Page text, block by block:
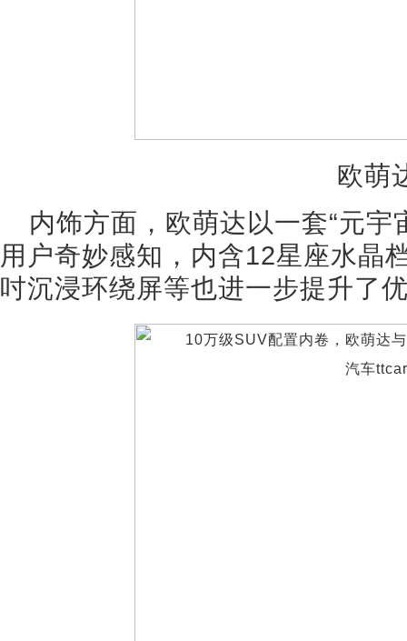
欧萌
内饰方面，欧萌达以一套“元宇
用户奇妙感知，内含12星座水晶
吋沉浸环绕屏等也进一步提升了